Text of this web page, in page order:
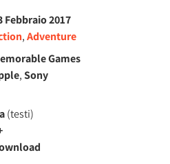
Febbraio 2017
,Adventure
Games
,Sony
(testi)